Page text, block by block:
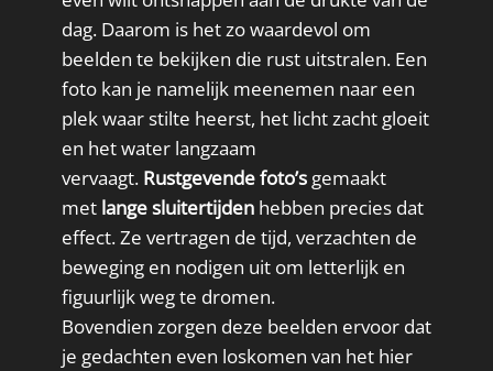
dag. Daarom is het zo waardevol om
beelden te bekijken die rust uitstralen. Een
foto kan je namelijk meenemen naar een
plek waar stilte heerst, het licht zacht gloeit
en het water langzaam
vervaagt. Rustgevende foto’s gemaakt
met lange sluitertijden hebben precies dat
effect. Ze vertragen de tijd, verzachten de
beweging en nodigen uit om letterlijk en
figuurlijk weg te dromen.
Bovendien zorgen deze beelden ervoor dat
je gedachten even loskomen van het hier